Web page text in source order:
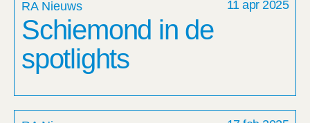
RA Nieuws 11 apr 2025
Schiemond in de
spotlights